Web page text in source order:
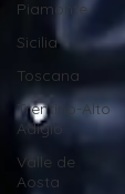
Piamonte
Sicilia
Toscana
Trentino-Alto
Adigio
Valle de
Aosta